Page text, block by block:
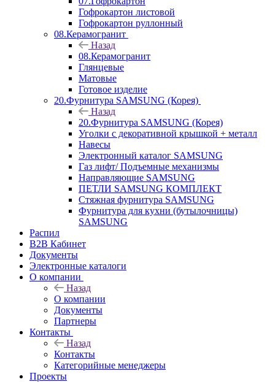
Гофрокартон листовой
Гофрокартон руллонный
08.Керамогранит
Назад
08.Керамогранит
Глянцевые
Матовые
Готовое изделие
20.Фурнитура SAMSUNG (Корея)
Назад
20.Фурнитура SAMSUNG (Корея)
Уголки с декоративной крышкой + металл
Навесы
Электронный каталог SAMSUNG
Газ лифт/ Подъемные механизмы
Направляющие SAMSUNG
ПЕТЛИ SAMSUNG КОМПЛЕКТ
Стяжная фурнитура SAMSUNG
Фурнитура для кухни (бутылочницы)
SAMSUNG
Распил
B2B Кабинет
Документы
Электронные каталоги
О компании
Назад
О компании
Документы
Партнеры
Контакты
Назад
Контакты
Категорийные менеджеры
Проекты